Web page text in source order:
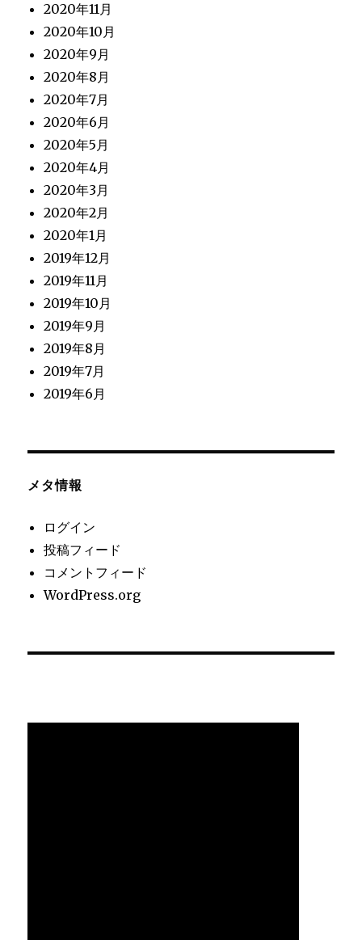
2020年11月
2020年10月
2020年9月
2020年8月
2020年7月
2020年6月
2020年5月
2020年4月
2020年3月
2020年2月
2020年1月
2019年12月
2019年11月
2019年10月
2019年9月
2019年8月
2019年7月
2019年6月
メタ情報
ログイン
投稿フィード
コメントフィード
WordPress.org